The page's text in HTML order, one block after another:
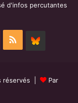
d'infos percutantes
RSS
réservés |
Par